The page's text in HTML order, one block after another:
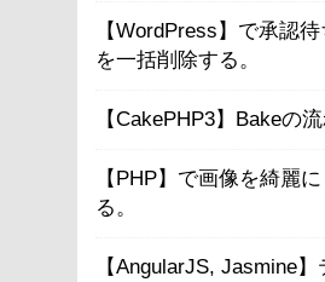
【WordPress】で承認
を一括削除する。
【CakePHP3】Bakeの流
【PHP】で画像を綺麗
る。
【AngularJS, Jasmine